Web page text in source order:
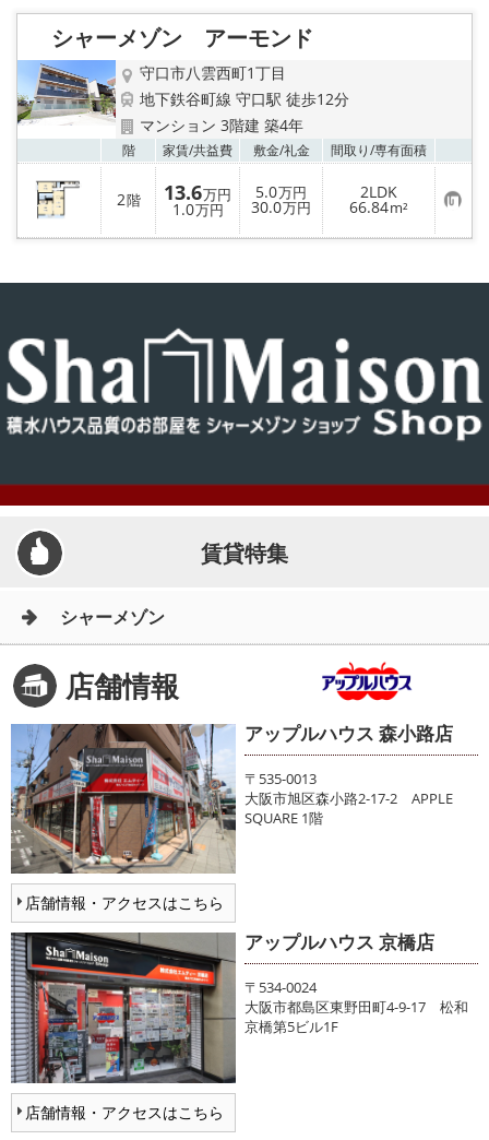
り
シャーメゾン アーモンド
守口市八雲西町1丁目
地下鉄谷町線 守口駅 徒歩12分
マンション 3階建 築4年
階 家賃/共益費 敷金/礼金 間取り/専有面積
2階 13.6万円
1.0万円
5.0万円
30.0万円
2LDK
66.84m² お
気
に
登
賃貸特集
シャーメゾン
店舗情報
店舗情報・アクセスはこちら
アップルハウス 森小路店
〒535-0013
大阪市旭区森小路2-17-2 APPLE
SQUARE 1階
店舗情報・アクセスはこちら
アップルハウス 京橋店
〒534-0024
大阪市都島区東野田町4-9-17 松和
京橋第5ビル1F